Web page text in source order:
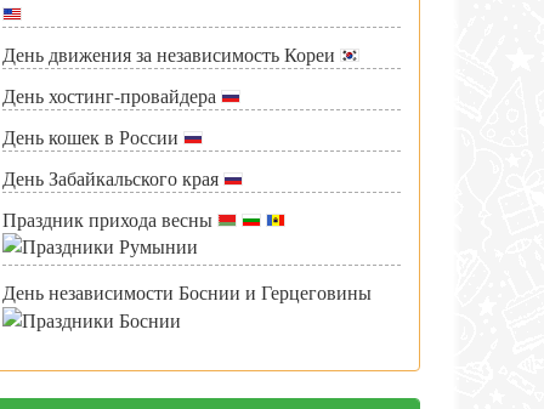
День движения за независимость Кореи
День хостинг-провайдера
День кошек в России
День Забайкальского края
Праздник прихода весны
День независимости Боснии и Герцеговины